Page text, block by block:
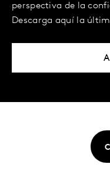
perspectiva de la
Descarga aquí la